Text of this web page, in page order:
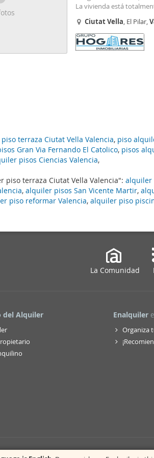
piso terraza Ciutat Vella Valencia": alquiler
, alquiler pisos San Vicente Martir,
piso reformar Valencia, alquiler piso
La vivienda está
La propiedad se
salón
CiutatVella, El Pilar,
piso terraza Ciutat Vella Valencia, piso
Gran Via Fernando El Catolico, pisos
pisos Ciencias Valencia,
La Comunidad
del Alquiler Enalquiler
Organiza